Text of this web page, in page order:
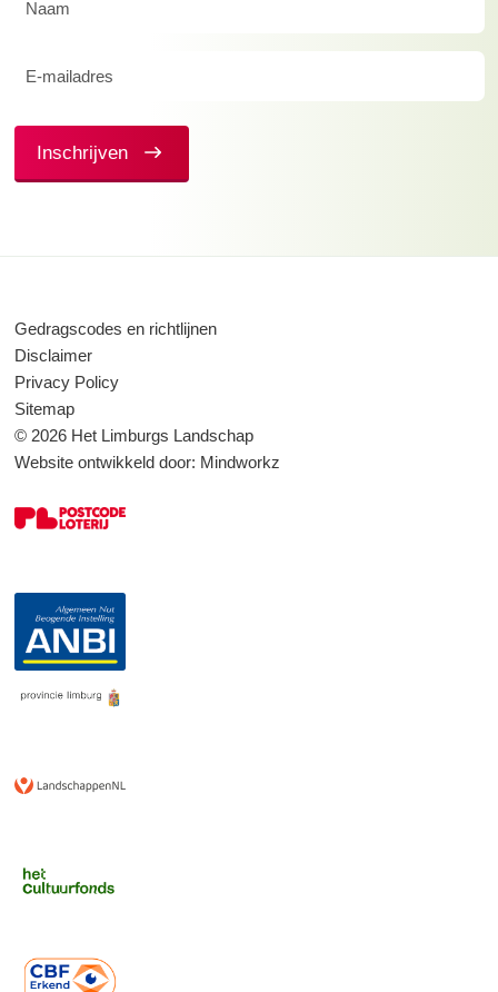
(Vereist)
Inschrijven
Gedragscodes en richtlijnen
Disclaimer
Privacy Policy
Sitemap
© 2026 Het Limburgs Landschap
Website ontwikkeld door: Mindworkz